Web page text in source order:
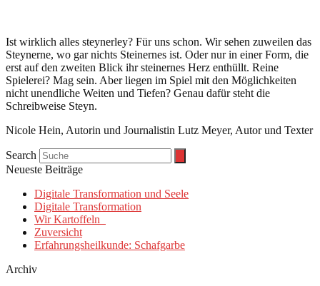
Ist wirklich alles steynerley? Für uns schon. Wir sehen zuweilen das
Steynerne, wo gar nichts Steinernes ist. Oder nur in einer Form, die
erst auf den zweiten Blick ihr steinernes Herz enthüllt. Reine
Spielerei? Mag sein. Aber liegen im Spiel mit den Möglichkeiten
nicht unendliche Weiten und Tiefen? Genau dafür steht die
Schreibweise Steyn.
Nicole Hein, Autorin und Journalistin Lutz Meyer, Autor und Texter
Search
Neueste Beiträge
Digitale Transformation und Seele
Digitale Transformation
Wir Kartoffeln
Zuversicht
Erfahrungsheilkunde: Schafgarbe
Archiv